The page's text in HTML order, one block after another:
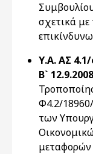
σχετικά με
Υ.Α. ΑΣ
Β`
Φ4.2/
των
μεταφορών